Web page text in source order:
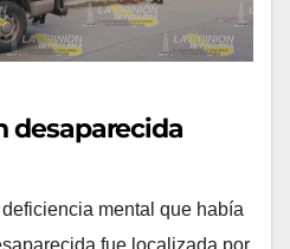
desaparecida
mental que había
fue localizada por